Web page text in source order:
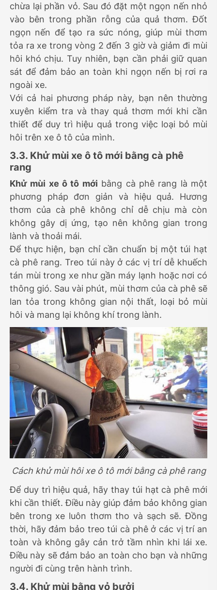
chừa lại phần vỏ. Sau đó đặt một ngọn nến nhỏ
vào bên trong phần rỗng của quả thơm. Đốt
ngọn nến để tạo ra sức nóng, giúp mùi thơm
tỏa ra xe trong vòng 2 đến 3 giờ và giảm đi mùi
hôi khó chịu. Tuy nhiên, bạn cần phải giữ quan
sát để đảm bảo an toàn khi ngọn nến bị rơi ra
ngoài xe.
Với cả hai phương pháp này, bạn nên thường
xuyên kiểm tra và thay quả thơm mới khi cần
thiết để duy trì hiệu quả trong việc loại bỏ mùi
hôi trên xe ô tô của mình.
3.3. Khử mùi xe ô tô mới bằng cà phê
rang
Khử mùi xe ô tô mới bằng cà phê rang là một
phương pháp đơn giản và hiệu quả. Hương
thơm của cà phê không chỉ dễ chịu mà còn
không gây dị ứng, tạo nên không gian trong
lành và thoải mái.
Để thực hiện, bạn chỉ cần chuẩn bị một túi hạt
cà phê rang. Treo túi này ở các vị trí dễ khuếch
tán mùi trong xe như gần máy lạnh hoặc nơi có
thông gió. Sau vài phút, mùi thơm của cà phê sẽ
lan tỏa trong không gian nội thất, loại bỏ mùi
hôi và mang lại không khí trong lành.
Cách khử mùi hôi xe ô tô mới bằng cà phê rang
Để duy trì hiệu quả, hãy thay túi hạt cà phê mới
khi cần thiết. Điều này giúp đảm bảo không gian
bên trong xe luôn thơm tho và sạch sẽ. Đồng
thời, hãy đảm bảo treo túi cà phê ở các vị trí an
toàn và không gây cản trở tầm nhìn khi lái xe.
Điều này sẽ đảm bảo an toàn cho bạn và những
người đi cùng trên hành trình.
3.4. Khử mùi bằng vỏ bưởi